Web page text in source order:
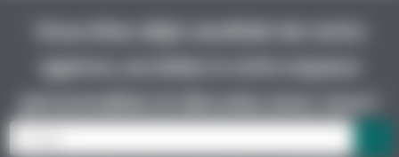
Vous êtes déjà candidat de notre
agence, accédez à votre espace
personnalisé et discutez avec nous !